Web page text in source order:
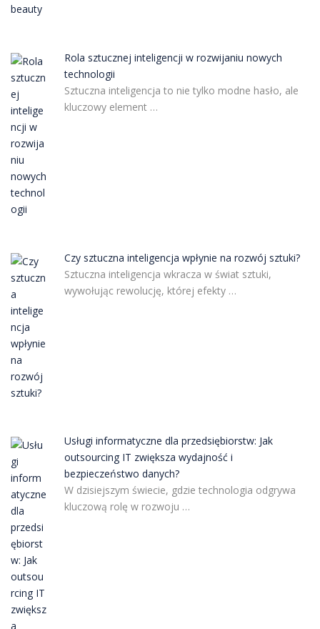
Rola sztucznej inteligencji w rozwijaniu nowych
technologii
Sztuczna inteligencja to nie tylko modne hasło, ale
kluczowy element …
Czy sztuczna inteligencja wpłynie na rozwój sztuki?
Sztuczna inteligencja wkracza w świat sztuki,
wywołując rewolucję, której efekty …
Usługi informatyczne dla przedsiębiorstw: Jak
outsourcing IT zwiększa wydajność i
bezpieczeństwo danych?
W dzisiejszym świecie, gdzie technologia odgrywa
kluczową rolę w rozwoju …